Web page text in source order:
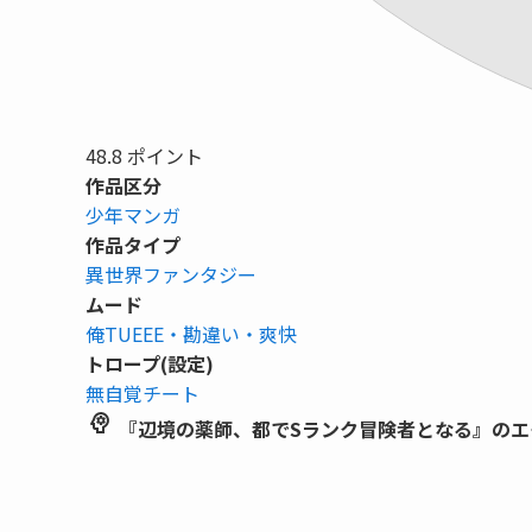
48.8 ポイント
作品区分
少年マンガ
作品タイプ
異世界ファンタジー
ムード
俺TUEEE・勘違い・爽快
トロープ(設定)
無自覚チート
psychology
『辺境の薬師、都でSランク冒険者となる』の